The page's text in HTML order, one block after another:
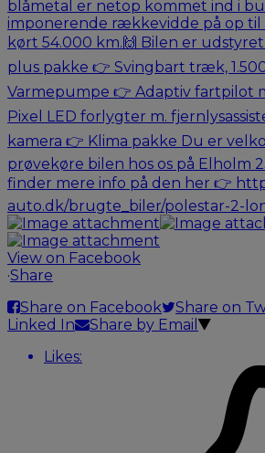
View on Facebook
·Share
Share on Facebook
Share on
Linked In
Share by Email
Likes: